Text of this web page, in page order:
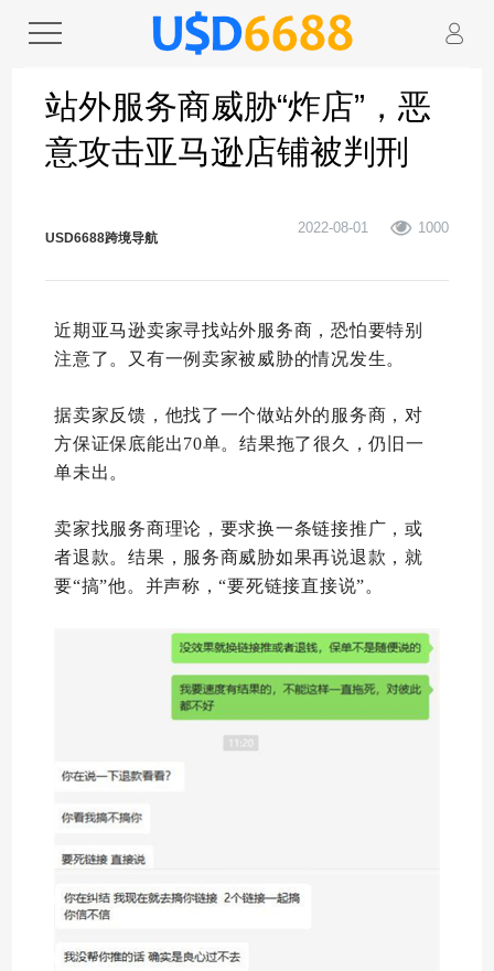
站外服务商威胁“炸店”，恶
意攻击亚马逊店铺被判刑
USD6688跨境导航
2022-08-01 1000
近期亚马逊卖家寻找站外服务商，恐怕要特别
注意了。又有一例卖家被威胁的情况发生。
据卖家反馈，他找了一个做站外的服务商，对
方保证保底能出70单。结果拖了很久，仍旧一
单未出。
卖家找服务商理论，要求换一条链接推广，或
者退款。结果，服务商威胁如果再说退款，就
要“搞”他。并声称，“要死链接直接说”。